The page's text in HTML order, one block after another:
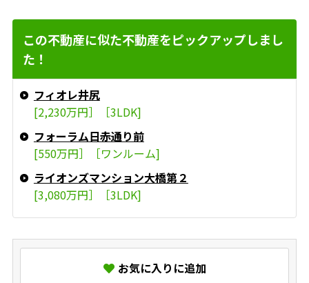
この不動産に似た不動産をピックアップしまし
た！
フィオレ井尻
[2,230万円］［3LDK]
フォーラム日赤通り前
[550万円］［ワンルーム]
ライオンズマンション大橋第２
[3,080万円］［3LDK]
お気に入りに追加